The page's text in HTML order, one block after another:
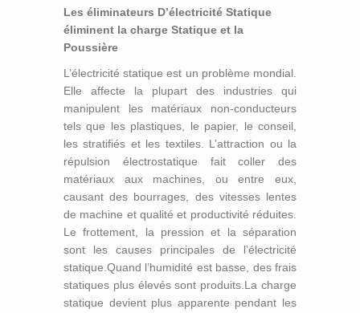
Les éliminateurs D’électricité Statique
éliminent la charge Statique et la
Poussière
L’électricité statique est un problème mondial.
Elle affecte la plupart des industries qui
manipulent les matériaux non-conducteurs
tels que les plastiques, le papier, le conseil,
les stratifiés et les textiles. L’attraction ou la
répulsion électrostatique fait coller des
matériaux aux machines, ou entre eux,
causant des bourrages, des vitesses lentes
de machine et qualité et productivité réduites.
Le frottement, la pression et la séparation
sont les causes principales de l’électricité
statique.Quand l’humidité est basse, des frais
statiques plus élevés sont produits.La charge
statique devient plus apparente pendant les